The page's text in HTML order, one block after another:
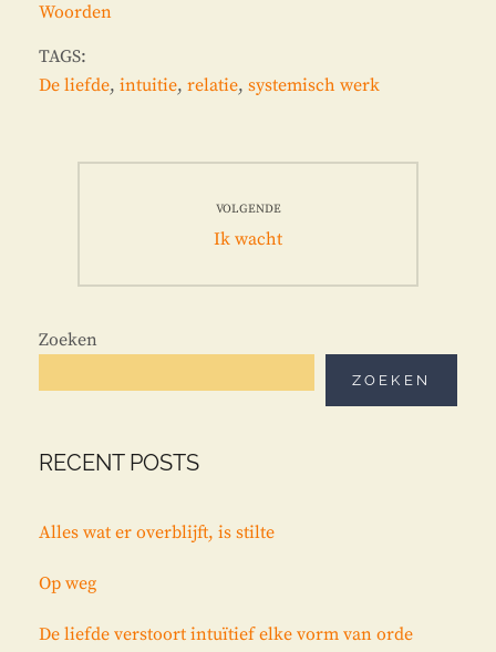
Woorden
TAGS:
De liefde, intuitie, relatie, systemisch werk
Bericht
VOLGENDE
Volgend
Ik wacht
Zoeken
ZOEKEN
RECENT POSTS
Alles wat er overblijft, is stilte
Op weg
De liefde verstoort intuïtief elke vorm van orde